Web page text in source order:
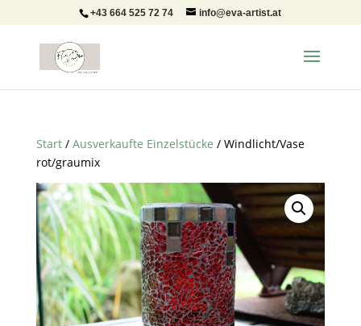
+43 664 525 72 74 info@eva-artist.at
Start/ Ausverkaufte Einzelstücke / Windlicht/Vase
rot/graumix